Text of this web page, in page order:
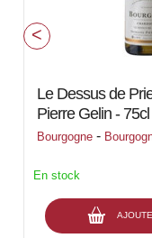
Le Dessus de
Pierre Gelin - 75cl
Bourgogne -
En stock